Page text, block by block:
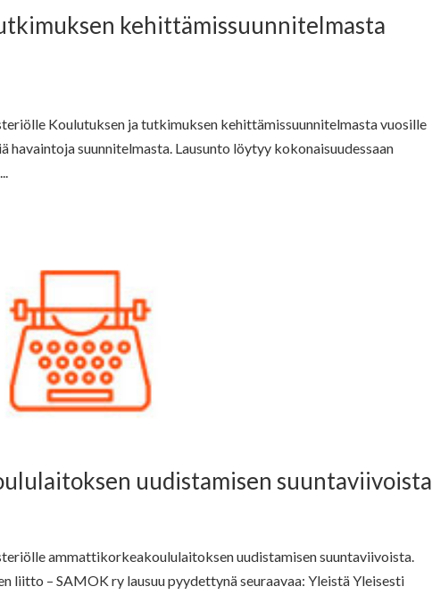
kehittämissuunnitelmasta
Koulutuksen ja tutkimuksen kehittämissuunnitelmasta vuosille
suunnitelmasta. Lausunto löytyy kokonaisuudessaan
uudistamisen suuntaviivoista
ammattikorkeakoululaitoksen uudistamisen suuntaviivoista.
liitto – SAMOK ry lausuu pyydettynä seuraavaa: Yleistä Yleisesti